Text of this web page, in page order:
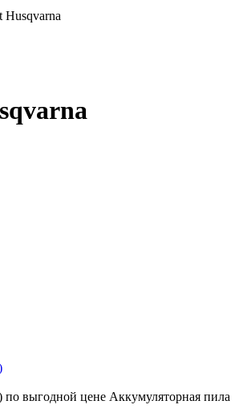
Husqvarna
выгодной цене Аккумуляторная пила